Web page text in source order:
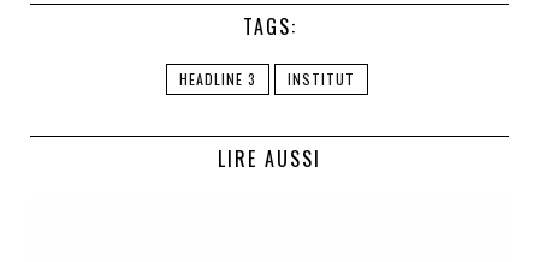
TAGS:
HEADLINE 3 INSTITUT
LIRE AUSSI